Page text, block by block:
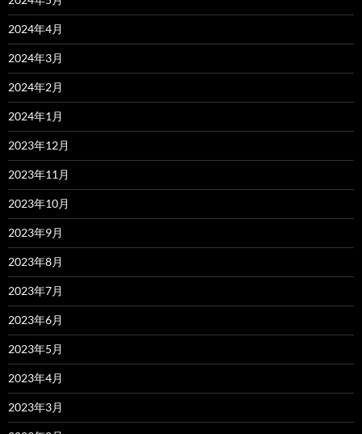
2024年4月
2024年3月
2024年2月
2024年1月
2023年12月
2023年11月
2023年10月
2023年9月
2023年8月
2023年7月
2023年6月
2023年5月
2023年4月
2023年3月